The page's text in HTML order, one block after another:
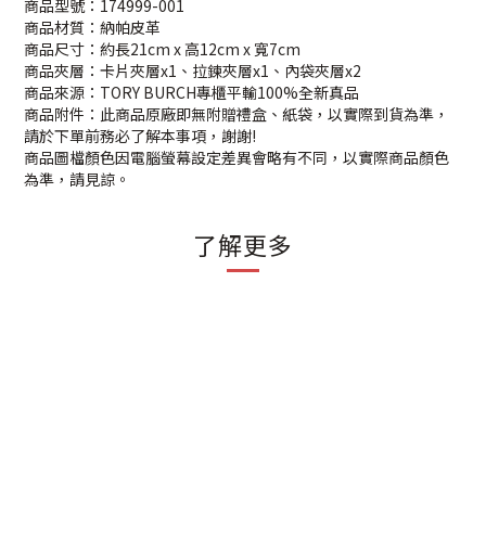
商品型號：174999-001
商品材質：納帕皮革
商品尺寸：約長21cm x 高12cm x 寬7cm
商品夾層：卡片夾層x1、拉鍊夾層x1、內袋夾層x2
商品來源：TORY BURCH專櫃平輸100%全新真品
商品附件：此商品原廠即無附贈禮盒、紙袋，以實際到貨為準，
請於下單前務必了解本事項，謝謝!
商品圖檔顏色因電腦螢幕設定差異會略有不同，以實際商品顏色
為準，請見諒。
了解更多